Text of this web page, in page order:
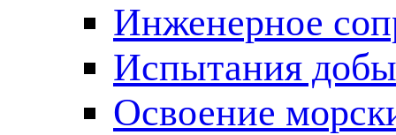
Инженерное
Испытания
Освоение